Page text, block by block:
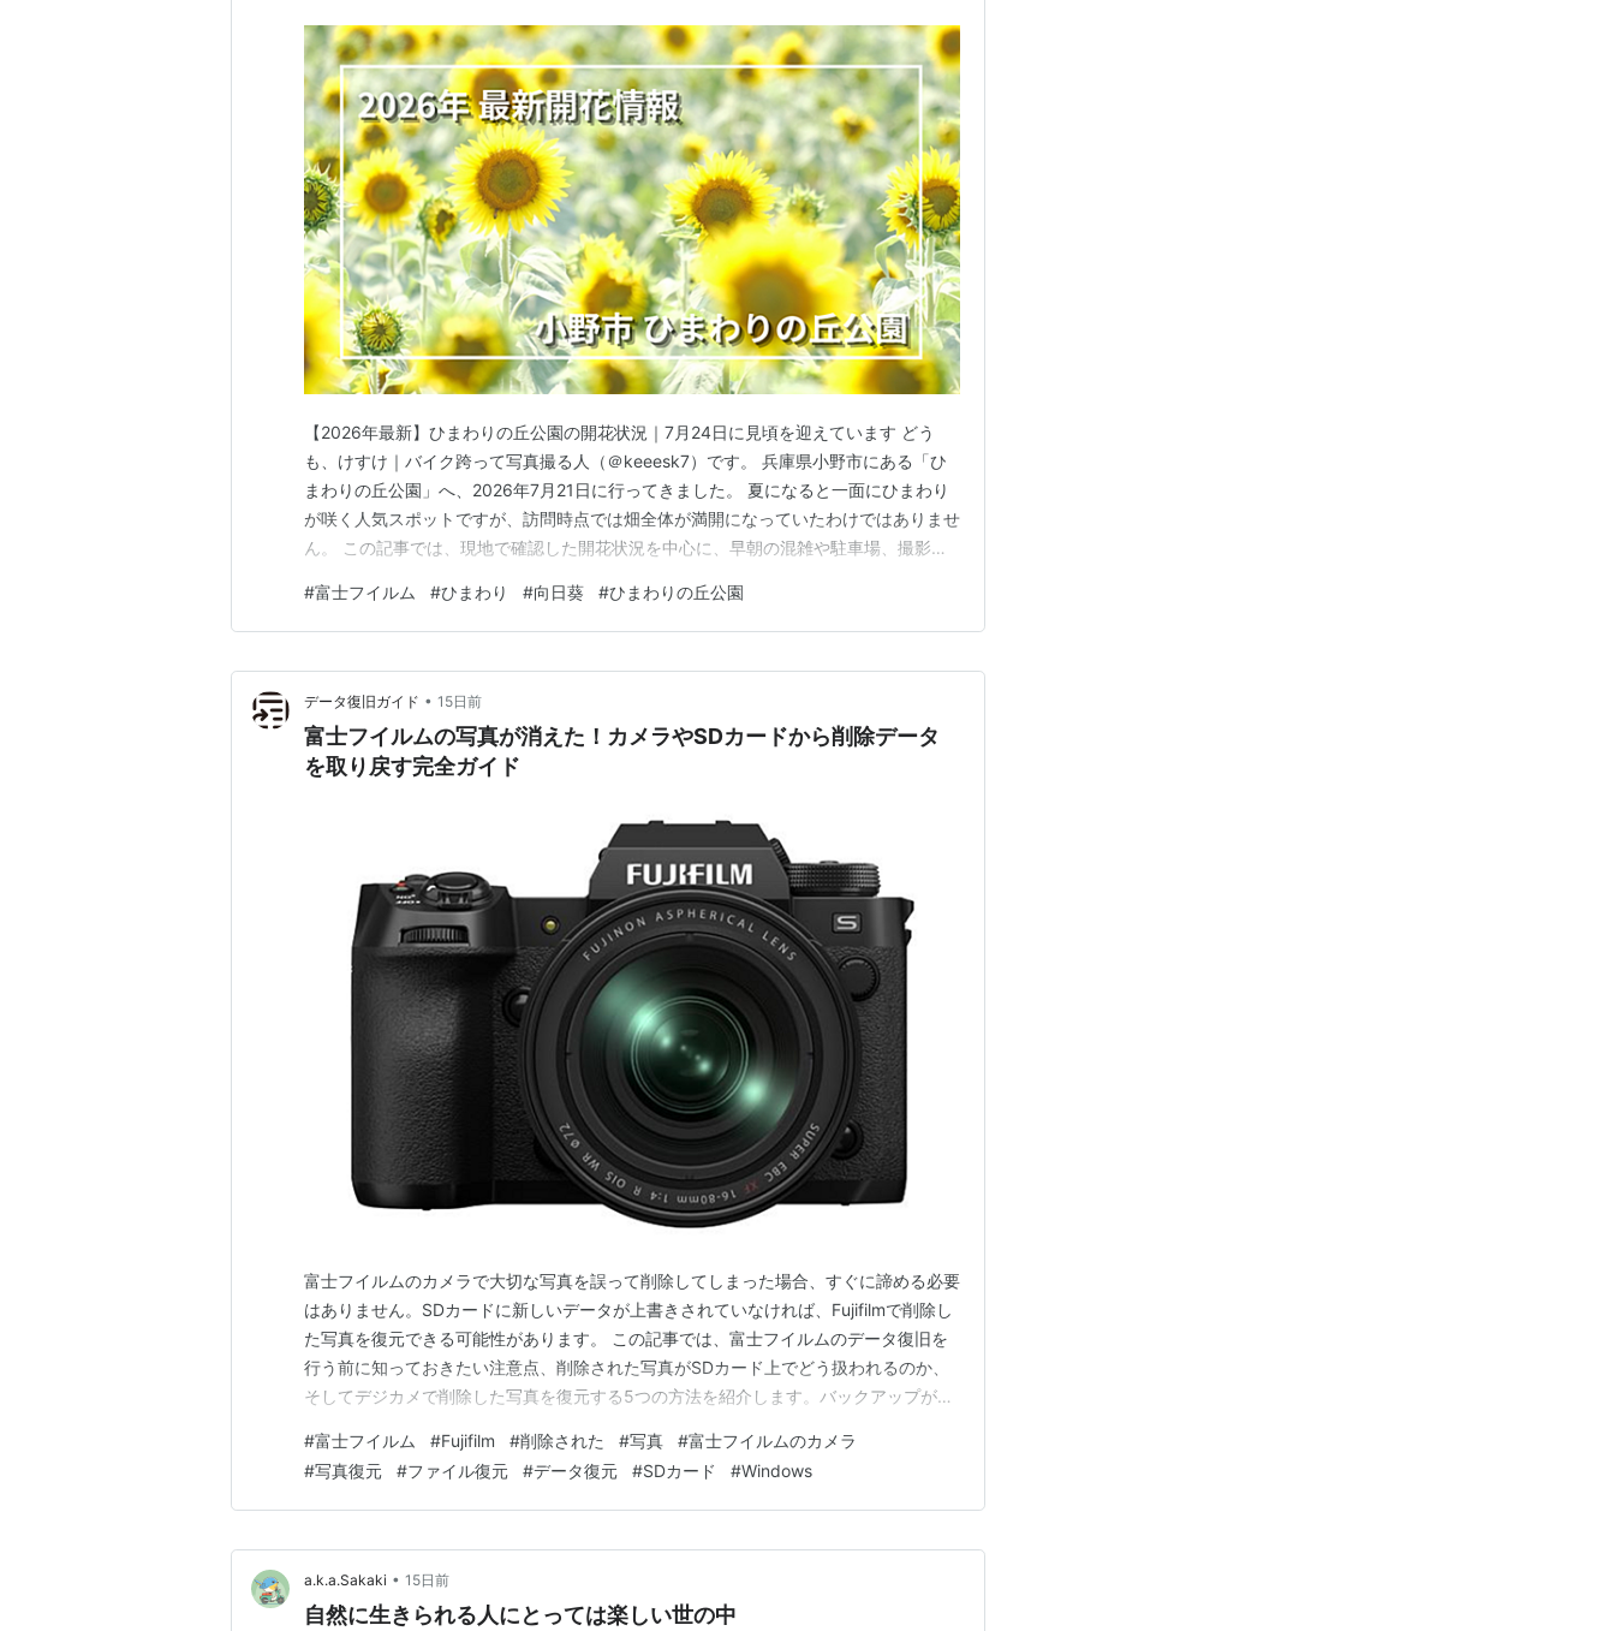
【2026年最新】ひまわりの丘公園の開花状況｜7月24日に見頃を迎えています どう
も、けすけ｜バイク跨って写真撮る人（＠keeesk7）です。 兵庫県小野市にある「ひ
まわりの丘公園」へ、2026年7月21日に行ってきました。 夏になると一面にひまわり
が咲く人気スポットですが、訪問時点では畑全体が満開になっていたわけではありませ
ん。 この記事では、現地で確認した開花状況を中心に、早朝の混雑や駐車場、撮影し
りの丘公園は2026年7月24日時点で見頃を迎えています。 【2026年最新】ひまわりの
丘公園の開花状況｜7月24…
#富士フイルム #ひまわり #向日葵 #ひまわりの丘公園
データ復旧ガイド • 15日前
富士フイルムの写真が消えた！カメラやSDカードから削除データ
を取り戻す完全ガイド
富士フイルムのカメラで大切な写真を誤って削除してしまった場合、すぐに諦める必要
はありません。SDカードに新しいデータが上書きされていなければ、Fujifilmで削除し
た写真を復元できる可能性があります。 この記事では、富士フイルムのデータ復旧を
行う前に知っておきたい注意点、削除された写真がSDカード上でどう扱われるのか、
そしてデジカメで削除した写真を復元する5つの方法を紹介します。バックアップがな
をより直感的に試せます。 「すべてのコマを削除」してしまった場合のよくある状況
富士フイルムのカメラで写真を確認して…
#富士フイルム #Fujifilm #削除された #写真 #富士フイルムのカメラ
#写真復元 #ファイル復元 #データ復元 #SDカード #Windows
a.k.a.Sakaki • 15日前
自然に生きられる人にとっては楽しい世の中